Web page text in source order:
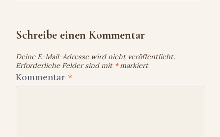
Schreibe einen Kommentar
Deine E-Mail-Adresse wird nicht veröffentlicht.
Erforderliche Felder sind mit *markiert
Kommentar *